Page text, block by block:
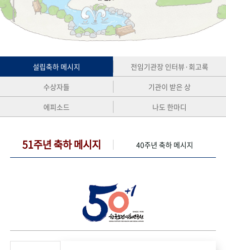
성과 50선 숫자로 보는 50년 50
주년 광장
세계와 함께 한 KIHASA
VR 역사관
설립축하 메시지
전임기관장 인터뷰·회고록
수상자들
기관이 받은 상
에피소드
나도 한마디
51주년 축하 메시지 40주년 축하 메시지